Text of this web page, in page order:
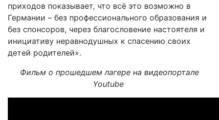
приходов показывает, что всё это возможно в
Германии – без профессионального образования и
без спонсоров, через благословение настоятеля и
инициативу неравнодушных к спасению своих
детей родителей».
Фильм о прошедшем лагере на видеопортале
Youtube